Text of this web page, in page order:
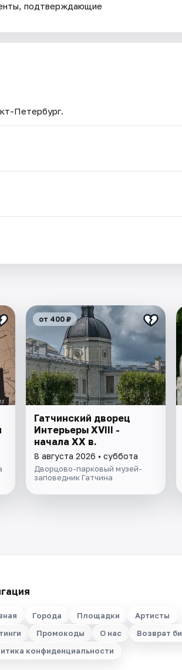
подтверждающие
Петербург.
от 400 ₽
Гатчинский дворец
Интерьеры ХVIII -
начала ХХ в.
8 августа 2026 • суббота
Дворцово-парковый музей-
заповедник Гатчина
Города Площадки
Артисты
Промокоды О нас
Возврат
конфиденциальности